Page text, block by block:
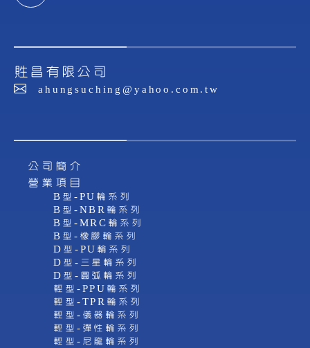
貹昌有限公司
ahungsuching@yahoo.com.tw
公司簡介
營業項目
B型-PU輪系列
B型-NBR輪系列
B型-MRC輪系列
B型-橡膠輪系列
D型-PU輪系列
D型-三星輪系列
D型-圓弧輪系列
輕型-PPU輪系列
輕型-TPR輪系列
輕型-儀器輪系列
輕型-彈性輪系列
輕型-尼龍輪系列